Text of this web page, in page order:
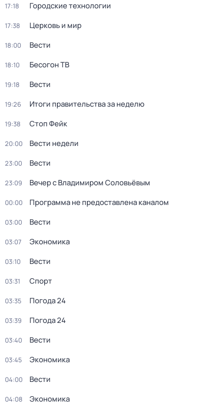
17:18 Городские технологии
17:38 Церковь и мир
18:00 Вести
18:10 Бесогон ТВ
19:18 Вести
19:26 Итоги правительства за неделю
19:38 Стоп Фейк
20:00 Вести недели
23:00 Вести
23:09 Вечер с Владимиром Соловьёвым
00:00 Программа не предоставлена каналом
03:00 Вести
03:07 Экономика
03:10 Вести
03:31 Спорт
03:35 Погода 24
03:39 Погода 24
03:40 Вести
03:45 Экономика
04:00 Вести
04:08 Экономика